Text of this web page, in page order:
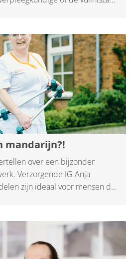
Joost kreeg meer kwaaltjes,
ging het lopen ook
sommige dingen. Gelukkig is er
namelijk de nieuwe manier
nadruk op thuis leven!
mandarijn?!
over een bijzonder
Verzorgende IG Anja
zijn ideaal voor mensen die